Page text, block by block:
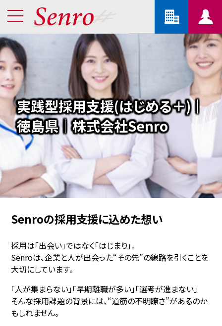
実践型採用支援(はじめる＋)｜
徳島県｜株式会社Senro
Senroの採用支援に込めた想い
採用は「出会い」ではなく「はじまり」。
Senroは、企業と人が出会った“その先”の線路を引くことを
大切にしています。
「人が集まらない」「早期離職が多い」「選考が進まない」――
そんな採用課題の背景には、“道筋の不明瞭さ”があるのか
もしれません。